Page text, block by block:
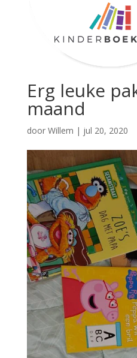
Erg leuke
maand
door Willem | jul 20, 2020